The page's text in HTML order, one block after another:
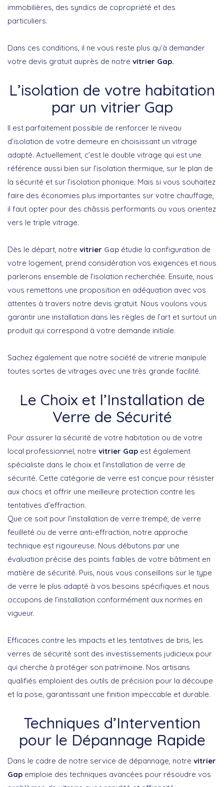
immobilières, des syndics de copropriété et des
particuliers.
Dans ces conditions, il ne vous reste plus qu’à demander
votre devis gratuit auprès de notre vitrier Gap.
L’isolation de votre habitation
par un vitrier Gap
Il est parfaitement possible de renforcer le niveau
d’isolation de votre demeure en choisissant un vitrage
adapté. Actuellement, c’est le double vitrage qui est une
référence aussi bien sur l’isolation thermique, sur le plan de
la sécurité et sur l’isolation phonique. Mais si vous souhaitez
faire des économies plus importantes sur votre chauffage,
il faut opter pour des châssis performants ou vous orientez
vers le triple vitrage.
Dès le départ, notre vitrier Gap étudie la configuration de
votre logement, prend considération vos exigences et nous
parlerons ensemble de l’isolation recherchée. Ensuite, nous
vous remettons une proposition en adéquation avec vos
attentes à travers notre devis gratuit. Nous voulons vous
garantir une installation dans les règles de l’art et surtout un
produit qui correspond à votre demande initiale.
Sachez également que notre société de vitrerie manipule
toutes sortes de vitrages avec une très grande facilité.
Le Choix et l’Installation de
Verre de Sécurité
Pour assurer la sécurité de votre habitation ou de votre
local professionnel, notre vitrier Gap est également
spécialiste dans le choix et l’installation de verre de
sécurité. Cette catégorie de verre est conçue pour résister
aux chocs et offrir une meilleure protection contre les
tentatives d’effraction.
Que ce soit pour l’installation de verre trempé, de verre
feuilleté ou de verre anti-effraction, notre approche
technique est rigoureuse. Nous débutons par une
évaluation précise des points faibles de votre bâtiment en
matière de sécurité. Puis, nous vous conseillons sur le type
de verre le plus adapté à vos besoins spécifiques et nous
occupons de l’installation conformément aux normes en
vigueur.
Efficaces contre les impacts et les tentatives de bris, les
verres de sécurité sont des investissements judicieux pour
qui cherche à protéger son patrimoine. Nos artisans
qualifiés emploient des outils de précision pour la découpe
et la pose, garantissant une finition impeccable et durable.
Techniques d’Intervention
pour le Dépannage Rapide
Dans le cadre de notre service de dépannage, notre vitrier
Gap emploie des techniques avancées pour résoudre vos